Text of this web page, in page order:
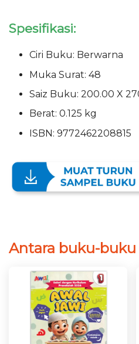
Spesifikasi:
Ciri Buku: Berwarna
Muka Surat: 48
Saiz Buku: 200.00 X
Berat: 0.125 kg
ISBN: 9772462208815
Antara buku-